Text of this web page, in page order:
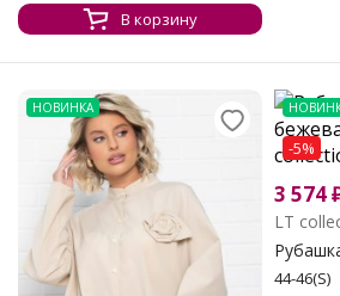
В корзину
НОВИНКА
-5%
3 574
LT
44-46(S)